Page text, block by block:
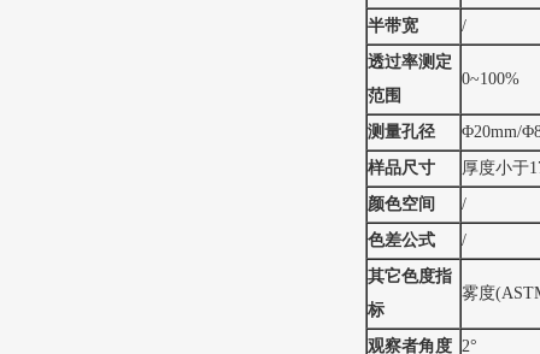
半带宽
/
透过率测定
范围
0~100%
测量孔径
Φ20mm/
样品尺寸
厚度小于
颜色空间
/
色差公式
/
其它色度指
标
雾度
观察者角度 2°